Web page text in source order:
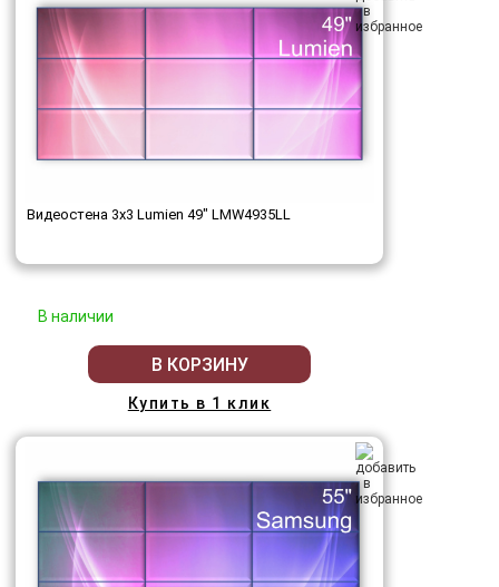
Видеостена 3x3 Lumien 49" LMW4935LL
В наличии
В КОРЗИНУ
Купить в 1 клик